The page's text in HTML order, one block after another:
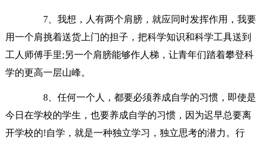
7、我想，人有两个肩膀，就应同时发挥作用，我要
用一个肩挑着送货上门的担子，把科学知识和科学工具送到
工人师傅手里;另一个肩膀能够作人梯，让青年们踏着攀登科
学的更高一层山峰。
8、任何一个人，都要必须养成自学的习惯，即使是
今日在学校的学生，也要养成自学的习惯，因为迟早总要离
开学校的!自学，就是一种独立学习，独立思考的潜力。行